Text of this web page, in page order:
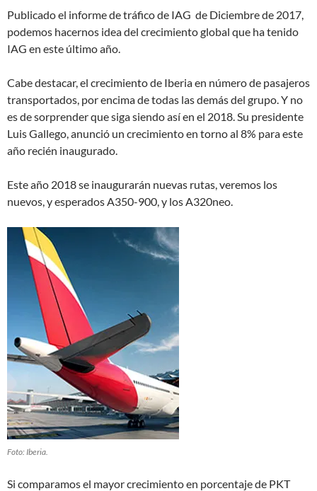
Publicado el informe de tráfico de IAG de Diciembre de 2017,
podemos hacernos idea del crecimiento global que ha tenido
IAG en este último año.
Cabe destacar, el crecimiento de Iberia en número de pasajeros
transportados, por encima de todas las demás del grupo. Y no
es de sorprender que siga siendo así en el 2018. Su presidente
Luis Gallego, anunció un crecimiento en torno al 8% para este
año recién inaugurado.
Este año 2018 se inaugurarán nuevas rutas, veremos los
nuevos, y esperados A350-900, y los A320neo.
Foto: Iberia.
Si comparamos el mayor crecimiento en porcentaje de PKT